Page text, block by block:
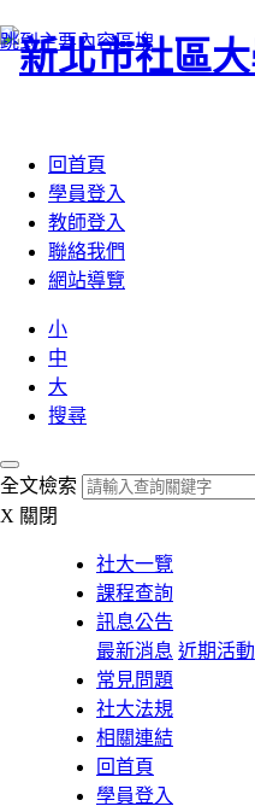
跳到主要內容區塊
回首頁
學員登入
教師登入
聯絡我們
網站導覽
小
中
大
搜尋
全文檢索
X 關閉
社大一覽
課程查詢
訊息公告
最新消息 近期活動
常見問題
社大法規
相關連結
回首頁
學員登入